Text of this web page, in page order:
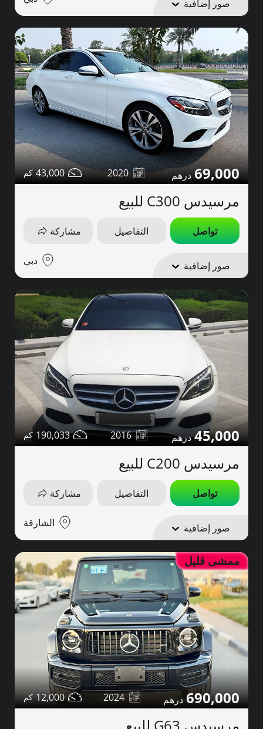
صور إضافية
69,000
2020
43,000
مرسيدس C300 للبيع
تواصل التفاصيل مشاركة
صور إضافية دبي
45,000
2016
190,033
مرسيدس C200 للبيع
تواصل التفاصيل مشاركة
صور إضافية الشارقة
ممشى قليل
690,000
2024
12,000